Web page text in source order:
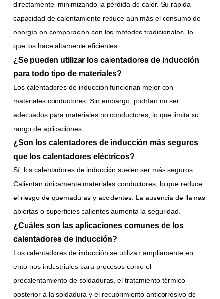
directamente, minimizando la pérdida de calor. Su rápida
capacidad de calentamiento reduce aún más el consumo de
energía en comparación con los métodos tradicionales, lo
que los hace altamente eficientes.
¿Se pueden utilizar los calentadores de inducción
para todo tipo de materiales?
Los calentadores de inducción funcionan mejor con
materiales conductores. Sin embargo, podrían no ser
adecuados para materiales no conductores, lo que limita su
rango de aplicaciones.
¿Son los calentadores de inducción más seguros
que los calentadores eléctricos?
Sí, los calentadores de inducción suelen ser más seguros.
Calientan únicamente materiales conductores, lo que reduce
el riesgo de quemaduras y accidentes. La ausencia de llamas
abiertas o superficies calientes aumenta la seguridad.
¿Cuáles son las aplicaciones comunes de los
calentadores de inducción?
Los calentadores de inducción se utilizan ampliamente en
entornos industriales para procesos como el
precalentamiento de soldaduras, el tratamiento térmico
posterior a la soldadura y el recubrimiento anticorrosivo de